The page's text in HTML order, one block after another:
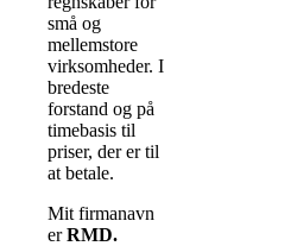
små og
mellemstore
virksomheder. I
bredeste
forstand og på
timebasis til
priser, der er til
at betale.
Mit firmanavn
erRMD.